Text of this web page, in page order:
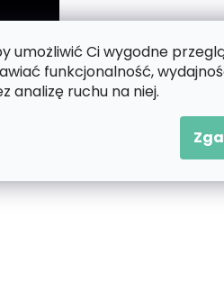
umożliwić Ci wygodne
funkcjonalność,
analizę ruchu na niej.